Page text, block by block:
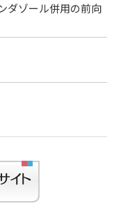
ダゾール併用の前向